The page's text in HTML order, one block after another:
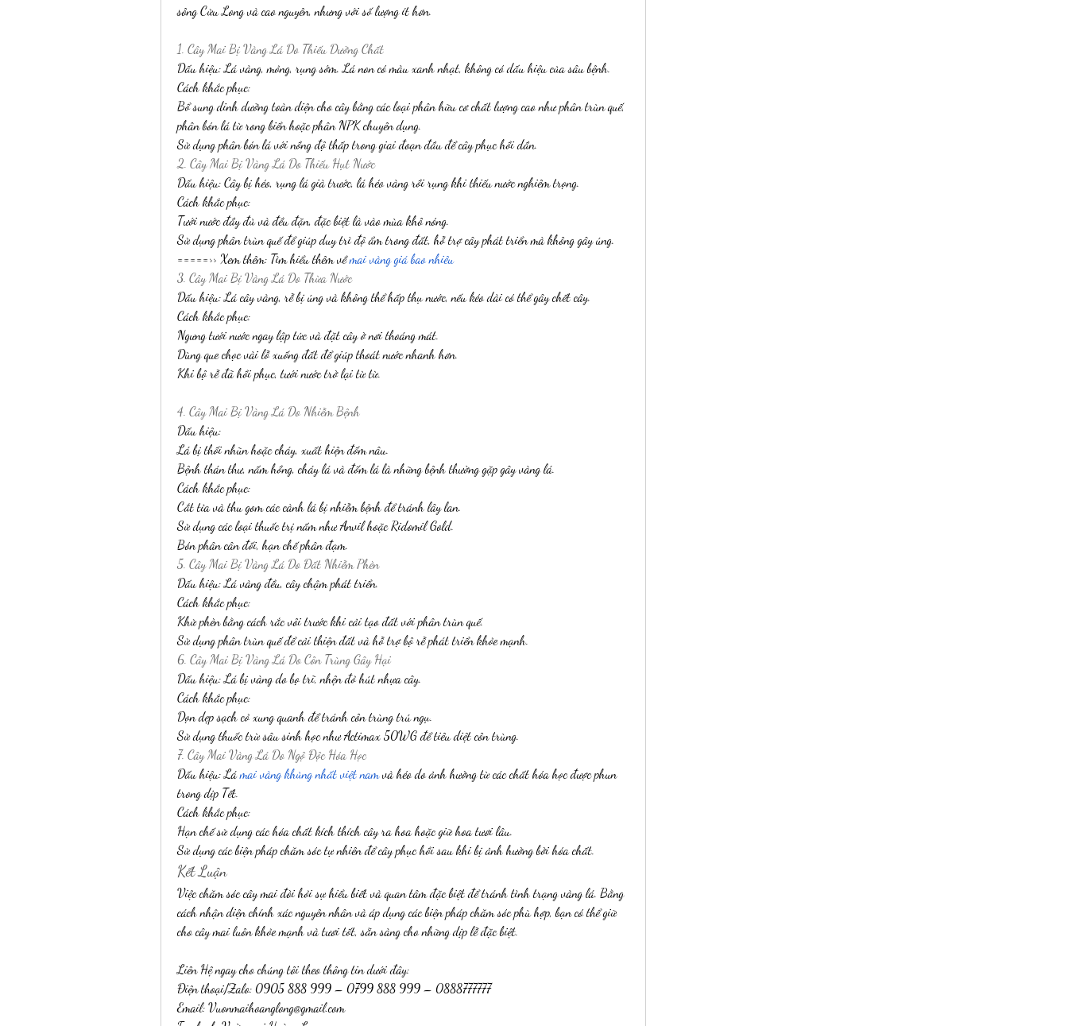
sông Cửu Long và cao nguyên, nhưng với số lượng ít hơn.
1. Cây Mai Bị Vàng Lá Do Thiếu Dưỡng Chất
Dấu hiệu: Lá vàng, mỏng, rụng sớm. Lá non có màu xanh nhạt, không có dấu hiệu của sâu bệnh.
Cách khắc phục:
Bổ sung dinh dưỡng toàn diện cho cây bằng các loại phân hữu cơ chất lượng cao như phân trùn quế,
phân bón lá từ rong biển hoặc phân NPK chuyên dụng.
Sử dụng phân bón lá với nồng độ thấp trong giai đoạn đầu để cây phục hồi dần.
2. Cây Mai Bị Vàng Lá Do Thiếu Hụt Nước
Dấu hiệu: Cây bị héo, rụng lá già trước, lá héo vàng rồi rụng khi thiếu nước nghiêm trọng.
Cách khắc phục:
Tưới nước đầy đủ và đều đặn, đặc biệt là vào mùa khô nóng.
Sử dụng phân trùn quế để giúp duy trì độ ẩm trong đất, hỗ trợ cây phát triển mà không gây úng.
=====>> Xem thêm: Tìm hiểu thêm về mai vàng giá bao nhiêu
3. Cây Mai Bị Vàng Lá Do Thừa Nước
Dấu hiệu: Lá cây vàng, rễ bị úng và không thể hấp thụ nước, nếu kéo dài có thể gây chết cây.
Cách khắc phục:
Ngưng tưới nước ngay lập tức và đặt cây ở nơi thoáng mát.
Dùng que chọc vài lỗ xuống đất để giúp thoát nước nhanh hơn.
Khi bộ rễ đã hồi phục, tưới nước trở lại từ từ.
4. Cây Mai Bị Vàng Lá Do Nhiễm Bệnh
Dấu hiệu:
Lá bị thối nhũn hoặc cháy, xuất hiện đốm nâu.
Bệnh thán thư, nấm hồng, cháy lá và đốm lá là những bệnh thường gặp gây vàng lá.
Cách khắc phục:
Cắt tỉa và thu gom các cành lá bị nhiễm bệnh để tránh lây lan.
Sử dụng các loại thuốc trị nấm như Anvil hoặc Ridomil Gold.
Bón phân cân đối, hạn chế phân đạm.
5. Cây Mai Bị Vàng Lá Do Đất Nhiễm Phèn
Dấu hiệu: Lá vàng đều, cây chậm phát triển.
Cách khắc phục:
Khử phèn bằng cách rắc vôi trước khi cải tạo đất với phân trùn quế.
Sử dụng phân trùn quế để cải thiện đất và hỗ trợ bộ rễ phát triển khỏe mạnh.
6. Cây Mai Bị Vàng Lá Do Côn Trùng Gây Hại
Dấu hiệu: Lá bị vàng do bọ trĩ, nhện đỏ hút nhựa cây.
Cách khắc phục:
Dọn dẹp sạch cỏ xung quanh để tránh côn trùng trú ngụ.
Sử dụng thuốc trừ sâu sinh học như Actimax 50WG để tiêu diệt côn trùng.
7. Cây Mai Vàng Lá Do Ngộ Độc Hóa Học
Dấu hiệu: Lá mai vàng khủng nhất việt nam và héo do ảnh hưởng từ các chất hóa học được phun
trong dịp Tết.
Cách khắc phục:
Hạn chế sử dụng các hóa chất kích thích cây ra hoa hoặc giữ hoa tươi lâu.
Sử dụng các biện pháp chăm sóc tự nhiên để cây phục hồi sau khi bị ảnh hưởng bởi hóa chất.
Kết Luận
Việc chăm sóc cây mai đòi hỏi sự hiểu biết và quan tâm đặc biệt để tránh tình trạng vàng lá. Bằng
cách nhận diện chính xác nguyên nhân và áp dụng các biện pháp chăm sóc phù hợp, bạn có thể giữ
cho cây mai luôn khỏe mạnh và tươi tốt, sẵn sàng cho những dịp lễ đặc biệt.
Liên Hệ ngay cho chúng tôi theo thông tin dưới đây:
Điện thoại/Zalo: 0905 888 999 – 0799 888 999 – 0888777777
Email: Vuonmaihoanglong@gmail.com